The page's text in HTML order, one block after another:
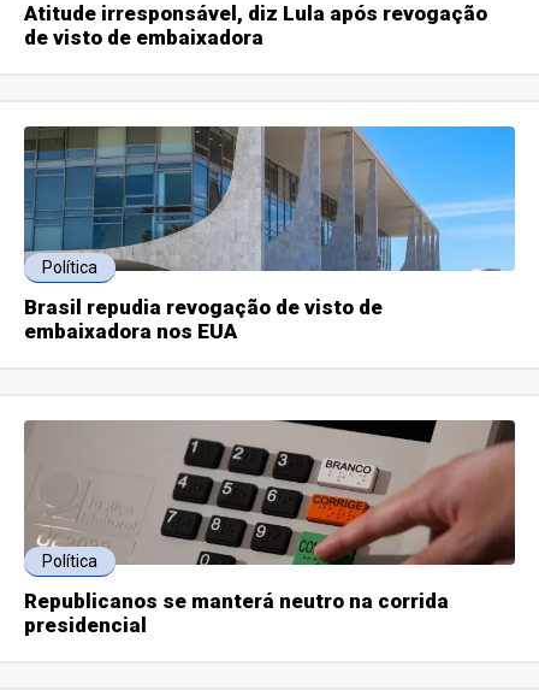
Atitude irresponsável, diz Lula após revogação
de visto de embaixadora
Política
Brasil repudia revogação de visto de
embaixadora nos EUA
Política
Republicanos se manterá neutro na corrida
presidencial